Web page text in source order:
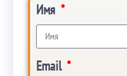
Имя
Email